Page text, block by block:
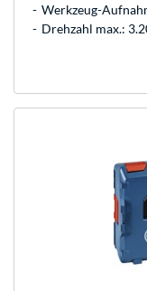
Werkzeug-
Drehzahl max.: